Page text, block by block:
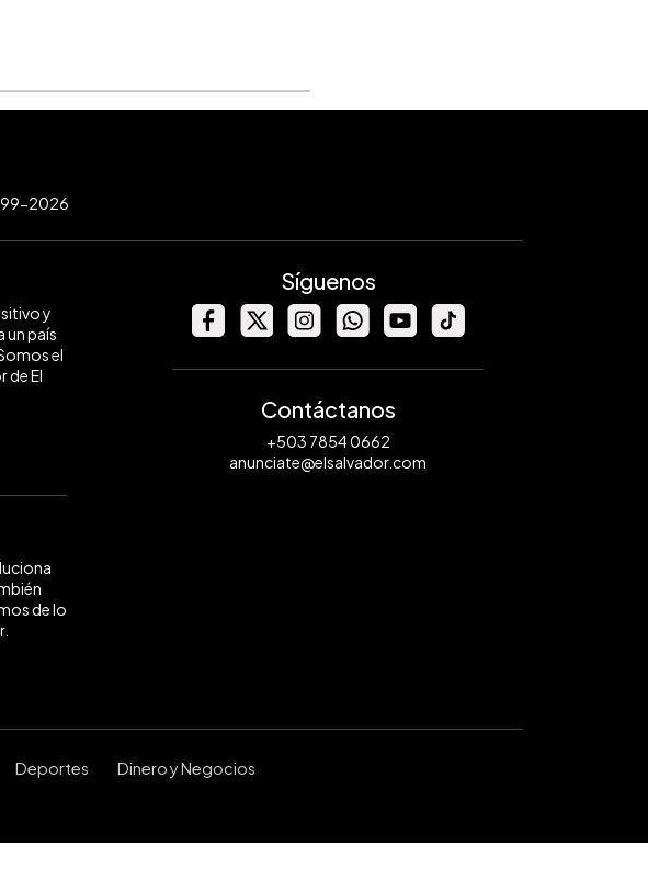
2026
y
un país
el
de El
de lo
Síguenos
Contáctanos
+503 7854 0662
anunciate@elsalvador.com
Deportes Dinero y Negocios